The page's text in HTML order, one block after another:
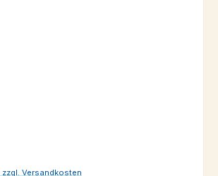
Versandkosten